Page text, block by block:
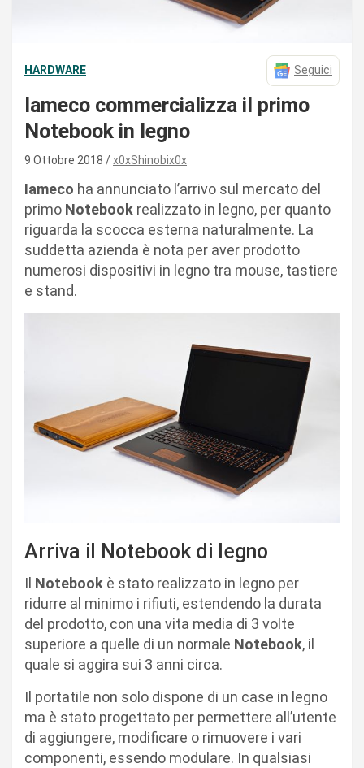
HARDWARE Seguici
Iameco commercializza il primo
Notebook in legno
9 Ottobre 2018 x0xShinobix0x
Iameco ha annunciato l’arrivo sul mercato del
primo Notebook realizzato in legno, per quanto
riguarda la scocca esterna naturalmente. La
suddetta azienda è nota per aver prodotto
numerosi dispositivi in legno tra mouse, tastiere
e stand.
Arriva il Notebook di legno
Il Notebook è stato realizzato in legno per
ridurre al minimo i rifiuti, estendendo la durata
del prodotto, con una vita media di 3 volte
superiore a quelle di un normale Notebook, il
quale si aggira sui 3 anni circa.
Il portatile non solo dispone di un case in legno
ma è stato progettato per permettere all’utente
di aggiungere, modificare o rimuovere i vari
componenti, essendo modulare. In qualsiasi